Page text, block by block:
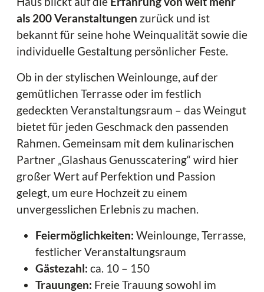
als 200 Veranstaltungen zurück und ist
bekannt für seine hohe Weinqualität sowie die
individuelle Gestaltung persönlicher Feste.
Ob in der stylischen Weinlounge, auf der
gemütlichen Terrasse oder im festlich
gedeckten Veranstaltungsraum – das Weingut
bietet für jeden Geschmack den passenden
Rahmen. Gemeinsam mit dem kulinarischen
Partner „Glashaus Genusscatering“ wird hier
großer Wert auf Perfektion und Passion
gelegt, um eure Hochzeit zu einem
unvergesslichen Erlebnis zu machen.
Feiermöglichkeiten: Weinlounge, Terrasse,
festlicher Veranstaltungsraum
Gästezahl: ca. 10 – 150
Trauungen: Freie Trauung sowohl im